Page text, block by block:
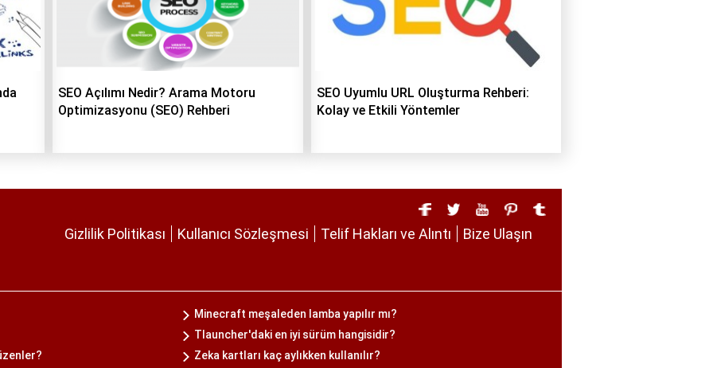
SEO Açılımı Nedir? Arama Motoru
Optimizasyonu (SEO) Rehberi
SEO Uyumlu URL Oluşturma Rehberi:
Kolay ve Etkili Yöntemler
Gizlilik Politikası Kullanıcı Sözleşmesi Telif Hakları ve Alıntı Bize Ulaşın
Minecraft meşaleden lamba yapılır mı?
Tlauncher'daki en iyi sürüm hangisidir?
Zeka kartları kaç aylıkken kullanılır?